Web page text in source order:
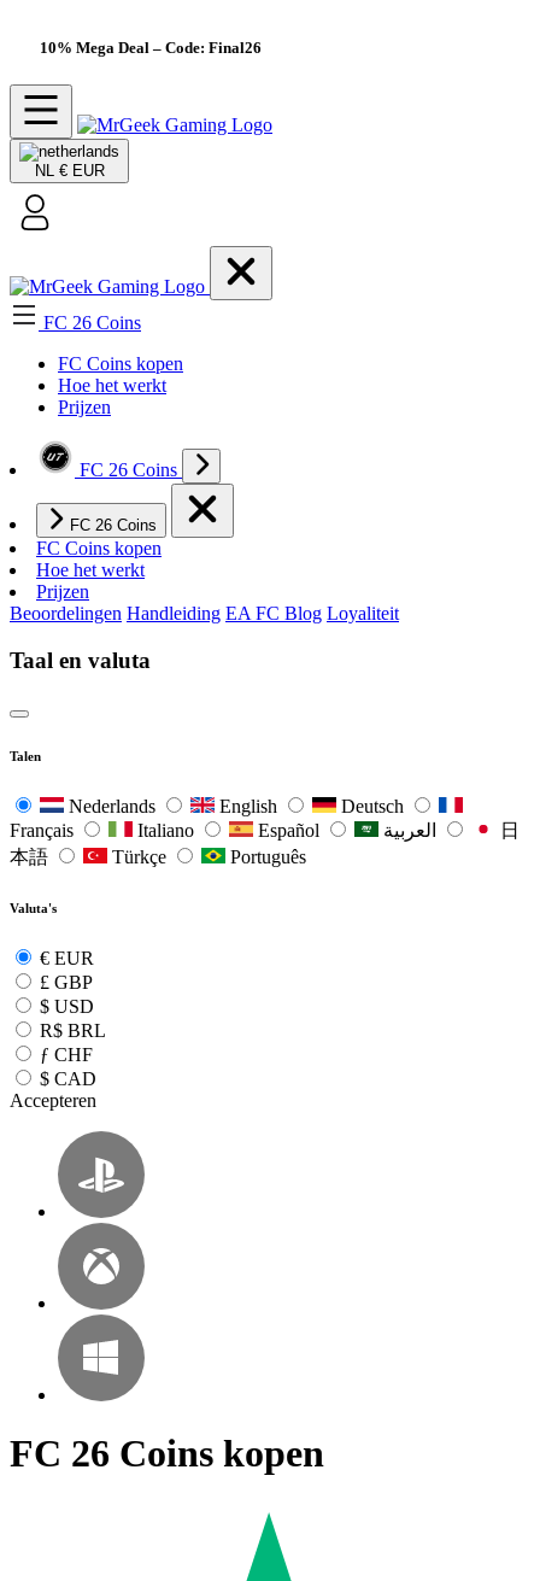
10% Mega Deal – Code: Final26
NL € EUR
FC 26 Coins
FC Coins kopen
Hoe het werkt
Prijzen
FC 26 Coins
FC 26 Coins
FC Coins kopen
Hoe het werkt
Prijzen
Beoordelingen Handleiding EA FC Blog Loyaliteit
Taal en valuta
Talen
Nederlands English
Deutsch
Français
Italiano Español
日
本語
Türkçe Português
Valuta's
€ EUR
£ GBP
$ USD
R$ BRL
ƒ CHF
$ CAD
Accepteren
FC 26 Coins kopen